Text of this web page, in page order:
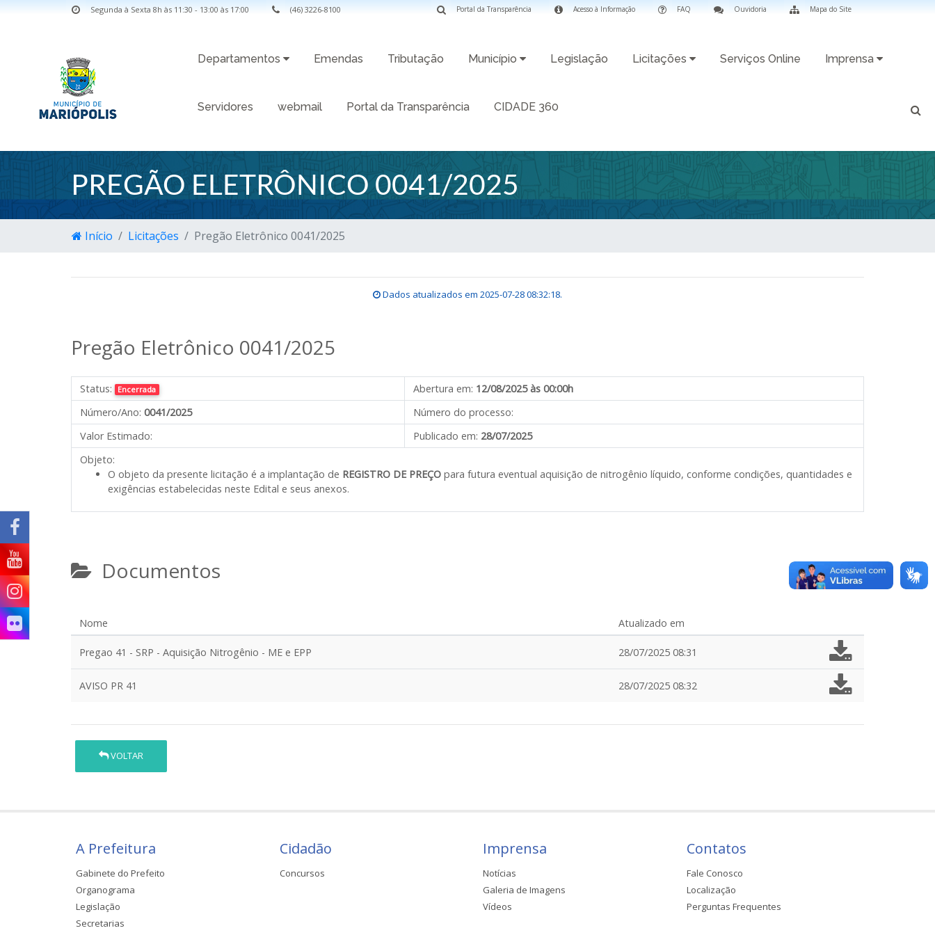
Segunda à Sexta 8h às 11:30 - 13:00 às 17:00 (46) 3226-8100 Mapa do Site
Ouvidoria
FAQ
Acesso à Informação
Portal da Transparência
Departamentos Emendas Tributação Município Legislação Licitações Serviços Online Imprensa
Servidores webmail Portal da Transparência CIDADE 360
PREGÃO ELETRÔNICO 0041/2025
Início Licitações Pregão Eletrônico 0041/2025
Dados atualizados em 2025-07-28 08:32:18.
Pregão Eletrônico 0041/2025
Status: Encerrada Abertura em: 12/08/2025 às 00:00h
Número/Ano: 0041/2025
Número do processo:
Valor Estimado:
Publicado em: 28/07/2025
Objeto:
O objeto da presente licitação é a implantação de REGISTRO DE PREÇO para futura eventual aquisição de nitrogênio líquido, conforme condições, quantidades e
exigências estabelecidas neste Edital e seus anexos.
Documentos
Nome Atualizado em
Pregao 41 - SRP - Aquisição Nitrogênio - ME e EPP 28/07/2025 08:31
AVISO PR 41 28/07/2025 08:32
VOLTAR
A Prefeitura
Gabinete do Prefeito
Organograma
Legislação
Secretarias
Cidadão
Concursos
Imprensa
Notícias
Galeria de Imagens
Vídeos
Contatos
Fale Conosco
Localização
Perguntas Frequentes